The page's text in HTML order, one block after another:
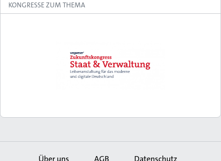
KONGRESSE ZUM THEMA
Über uns AGB Datenschutz